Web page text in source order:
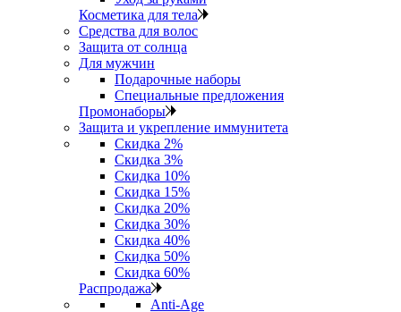
Косметика для тела
Средства для волос
Защита от солнца
Для мужчин
Подарочные наборы
Специальные предложения
Промонаборы
Защита и укрепление иммунитета
Скидка 2%
Скидка 3%
Скидка 10%
Скидка 15%
Скидка 20%
Скидка 30%
Скидка 40%
Скидка 50%
Скидка 60%
Распродажа
Anti‑Age